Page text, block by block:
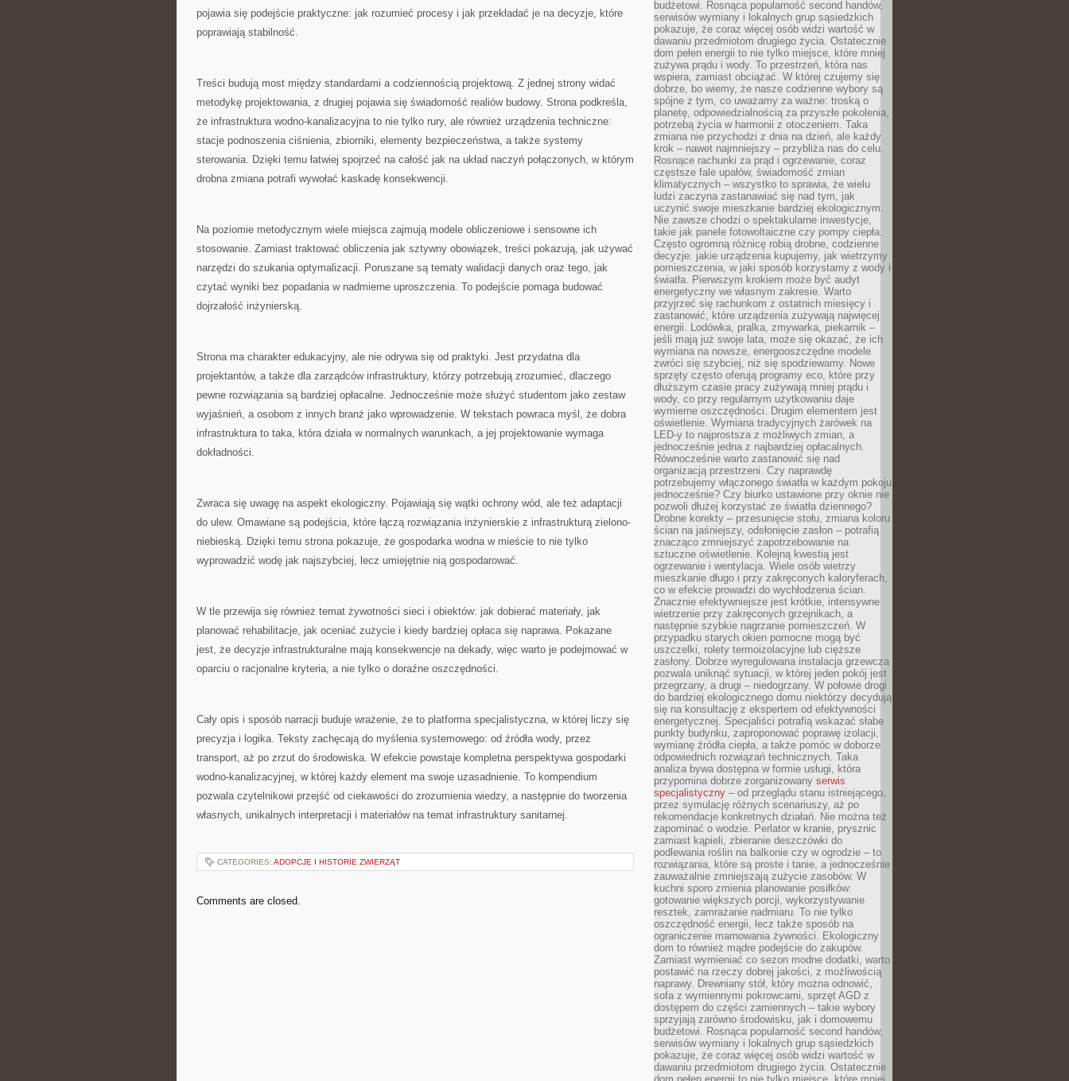
pojawia się podejście praktyczne: jak rozumieć procesy i jak przekładać je na decyzje, które
poprawiają stabilność.
Treści budują most między standardami a codziennością projektową. Z jednej strony widać
metodykę projektowania, z drugiej pojawia się świadomość realiów budowy. Strona podkreśla,
że infrastruktura wodno-kanalizacyjna to nie tylko rury, ale również urządzenia techniczne:
stacje podnoszenia ciśnienia, zbiorniki, elementy bezpieczeństwa, a także systemy
sterowania. Dzięki temu łatwiej spojrzeć na całość jak na układ naczyń połączonych, w którym
drobna zmiana potrafi wywołać kaskadę konsekwencji.
Na poziomie metodycznym wiele miejsca zajmują modele obliczeniowe i sensowne ich
stosowanie. Zamiast traktować obliczenia jak sztywny obowiązek, treści pokazują, jak używać
narzędzi do szukania optymalizacji. Poruszane są tematy walidacji danych oraz tego, jak
czytać wyniki bez popadania w nadmierne uproszczenia. To podejście pomaga budować
dojrzałość inżynierską.
Strona ma charakter edukacyjny, ale nie odrywa się od praktyki. Jest przydatna dla
projektantów, a także dla zarządców infrastruktury, którzy potrzebują zrozumieć, dlaczego
pewne rozwiązania są bardziej opłacalne. Jednocześnie może służyć studentom jako zestaw
wyjaśnień, a osobom z innych branż jako wprowadzenie. W tekstach powraca myśl, że dobra
infrastruktura to taka, która działa w normalnych warunkach, a jej projektowanie wymaga
dokładności.
Zwraca się uwagę na aspekt ekologiczny. Pojawiają się wątki ochrony wód, ale też adaptacji
do ulew. Omawiane są podejścia, które łączą rozwiązania inżynierskie z infrastrukturą zielono-
niebieską. Dzięki temu strona pokazuje, że gospodarka wodna w mieście to nie tylko
wyprowadzić wodę jak najszybciej, lecz umiejętnie nią gospodarować.
W tle przewija się również temat żywotności sieci i obiektów: jak dobierać materiały, jak
planować rehabilitacje, jak oceniać zużycie i kiedy bardziej opłaca się naprawa. Pokazane
jest, że decyzje infrastrukturalne mają konsekwencje na dekady, więc warto je podejmować w
oparciu o racjonalne kryteria, a nie tylko o doraźne oszczędności.
Cały opis i sposób narracji buduje wrażenie, że to platforma specjalistyczna, w której liczy się
precyzja i logika. Teksty zachęcają do myślenia systemowego: od źródła wody, przez
transport, aż po zrzut do środowiska. W efekcie powstaje kompletna perspektywa gospodarki
wodno-kanalizacyjnej, w której każdy element ma swoje uzasadnienie. To kompendium
pozwala czytelnikowi przejść od ciekawości do zrozumienia wiedzy, a następnie do tworzenia
własnych, unikalnych interpretacji i materiałów na temat infrastruktury sanitarnej.
CATEGORIES: ADOPCJE I HISTORIE ZWIERZĄT
Comments are closed.
budżetowi. Rosnąca popularność second handów,
serwisów wymiany i lokalnych grup sąsiedzkich
pokazuje, że coraz więcej osób widzi wartość w
dawaniu przedmiotom drugiego życia. Ostatecznie
dom pełen energii to nie tylko miejsce, które mniej
zużywa prądu i wody. To przestrzeń, która nas
wspiera, zamiast obciążać. W której czujemy się
dobrze, bo wiemy, że nasze codzienne wybory są
spójne z tym, co uważamy za ważne: troską o
planetę, odpowiedzialnością za przyszłe pokolenia,
potrzebą życia w harmonii z otoczeniem. Taka
zmiana nie przychodzi z dnia na dzień, ale każdy
krok – nawet najmniejszy – przybliża nas do celu.
Rosnące rachunki za prąd i ogrzewanie, coraz
częstsze fale upałów, świadomość zmian
klimatycznych – wszystko to sprawia, że wielu
ludzi zaczyna zastanawiać się nad tym, jak
uczynić swoje mieszkanie bardziej ekologicznym.
Nie zawsze chodzi o spektakularne inwestycje,
takie jak panele fotowoltaiczne czy pompy ciepła.
Często ogromną różnicę robią drobne, codzienne
decyzje: jakie urządzenia kupujemy, jak wietrzymy
pomieszczenia, w jaki sposób korzystamy z wody i
światła. Pierwszym krokiem może być audyt
energetyczny we własnym zakresie. Warto
przyjrzeć się rachunkom z ostatnich miesięcy i
zastanowić, które urządzenia zużywają najwięcej
energii. Lodówka, pralka, zmywarka, piekarnik –
jeśli mają już swoje lata, może się okazać, że ich
wymiana na nowsze, energooszczędne modele
zwróci się szybciej, niż się spodziewamy. Nowe
sprzęty często oferują programy eco, które przy
dłuższym czasie pracy zużywają mniej prądu i
wody, co przy regularnym użytkowaniu daje
wymierne oszczędności. Drugim elementem jest
oświetlenie. Wymiana tradycyjnych żarówek na
LED-y to najprostsza z możliwych zmian, a
jednocześnie jedna z najbardziej opłacalnych.
Równocześnie warto zastanowić się nad
organizacją przestrzeni. Czy naprawdę
potrzebujemy włączonego światła w każdym pokoju
jednocześnie? Czy biurko ustawione przy oknie nie
pozwoli dłużej korzystać ze światła dziennego?
Drobne korekty – przesunięcie stołu, zmiana koloru
ścian na jaśniejszy, odsłonięcie zasłon – potrafią
znacząco zmniejszyć zapotrzebowanie na
sztuczne oświetlenie. Kolejną kwestią jest
ogrzewanie i wentylacja. Wiele osób wietrzy
mieszkanie długo i przy zakręconych kaloryferach,
co w efekcie prowadzi do wychłodzenia ścian.
Znacznie efektywniejsze jest krótkie, intensywne
wietrzenie przy zakręconych grzejnikach, a
następnie szybkie nagrzanie pomieszczeń. W
przypadku starych okien pomocne mogą być
uszczelki, rolety termoizolacyjne lub cięższe
zasłony. Dobrze wyregulowana instalacja grzewcza
pozwala uniknąć sytuacji, w której jeden pokój jest
przegrzany, a drugi – niedogrzany. W połowie drogi
do bardziej ekologicznego domu niektórzy decydują
się na konsultację z ekspertem od efektywności
energetycznej. Specjaliści potrafią wskazać słabe
punkty budynku, zaproponować poprawę izolacji,
wymianę źródła ciepła, a także pomóc w doborze
odpowiednich rozwiązań technicznych. Taka
analiza bywa dostępna w formie usługi, która
przypomina dobrze zorganizowany serwis
specjalistyczny – od przeglądu stanu istniejącego,
przez symulację różnych scenariuszy, aż po
rekomendacje konkretnych działań. Nie można też
zapominać o wodzie. Perlator w kranie, prysznic
zamiast kąpieli, zbieranie deszczówki do
podlewania roślin na balkonie czy w ogrodzie – to
rozwiązania, które są proste i tanie, a jednocześnie
zauważalnie zmniejszają zużycie zasobów. W
kuchni sporo zmienia planowanie posiłków:
gotowanie większych porcji, wykorzystywanie
resztek, zamrażanie nadmiaru. To nie tylko
oszczędność energii, lecz także sposób na
ograniczenie marnowania żywności. Ekologiczny
dom to również mądre podejście do zakupów.
Zamiast wymieniać co sezon modne dodatki, warto
postawić na rzeczy dobrej jakości, z możliwością
naprawy. Drewniany stół, który można odnowić,
sofa z wymiennymi pokrowcami, sprzęt AGD z
dostępem do części zamiennych – takie wybory
sprzyjają zarówno środowisku, jak i domowemu
budżetowi. Rosnąca popularność second handów,
serwisów wymiany i lokalnych grup sąsiedzkich
pokazuje, że coraz więcej osób widzi wartość w
dawaniu przedmiotom drugiego życia. Ostatecznie